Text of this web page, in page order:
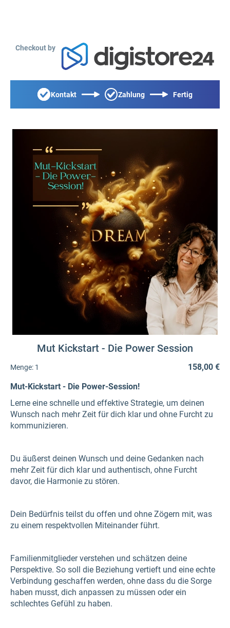
Checkout by
Kontakt Zahlung Fertig
Mut Kickstart - Die Power Session
Menge: 1
158,00 €
Mut-Kickstart - Die Power-Session!
Lerne eine schnelle und effektive Strategie, um deinen
Wunsch nach mehr Zeit für dich klar und ohne Furcht zu
kommunizieren.
Du äußerst deinen Wunsch und deine Gedanken nach
mehr Zeit für dich klar und authentisch, ohne Furcht
davor, die Harmonie zu stören.
Dein Bedürfnis teilst du offen und ohne Zögern mit, was
zu einem respektvollen Miteinander führt.
Familienmitglieder verstehen und schätzen deine
Perspektive. So soll die Beziehung vertieft und eine echte
Verbindung geschaffen werden, ohne dass du die Sorge
haben musst, dich anpassen zu müssen oder ein
schlechtes Gefühl zu haben.